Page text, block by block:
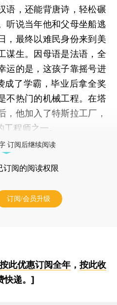
语，还能背唐诗，轻松碾
听说当年他和父母坐船逃
，最终以难民身份来到美
谋生。因母语是法语，全
运的是，这孩子靠摇号进
成了学霸，毕业后拿全奖
不热门的机械工程。在塔
，他加入了特斯拉工厂，
程师之一。
订阅后继续阅读
订阅的阅读权限
订阅/会员升级
按此优惠订阅全年， 按此收
快递。]